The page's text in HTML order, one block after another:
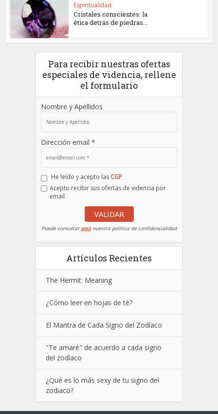
Espiritualidad
Cristales conscientes: la
ética detrás de piedras...
Para recibir nuestras ofertas
especiales de videncia, rellene
el formulario
Nombre y Apellidos
Dirección email *
He leído y acepto las CGP
Acepto recibir sus ofertas de videncia por
email
VALIDAR
Puede consultaraquinuestra política de confidencialidad
Artículos Recientes
The Hermit: Meaning
¿Cómo leer en hojas de té?
El Mantra de Cada Signo del Zodíaco
"Te amaré" de acuerdo a cada signo
del zodíaco
¿Qué es lo más sexy de tu signo del
zodiaco?